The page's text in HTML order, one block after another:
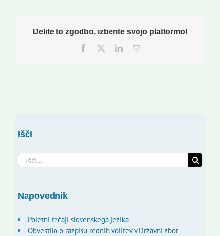
Delite to zgodbo, izberite svojo platformo!
Facebook
TwitterLinkedInEmail
Išči
Search
for:
Napovednik
Poletni tečaji slovenskega jezika
Obvestilo o razpisu rednih volitev v Državni zbor